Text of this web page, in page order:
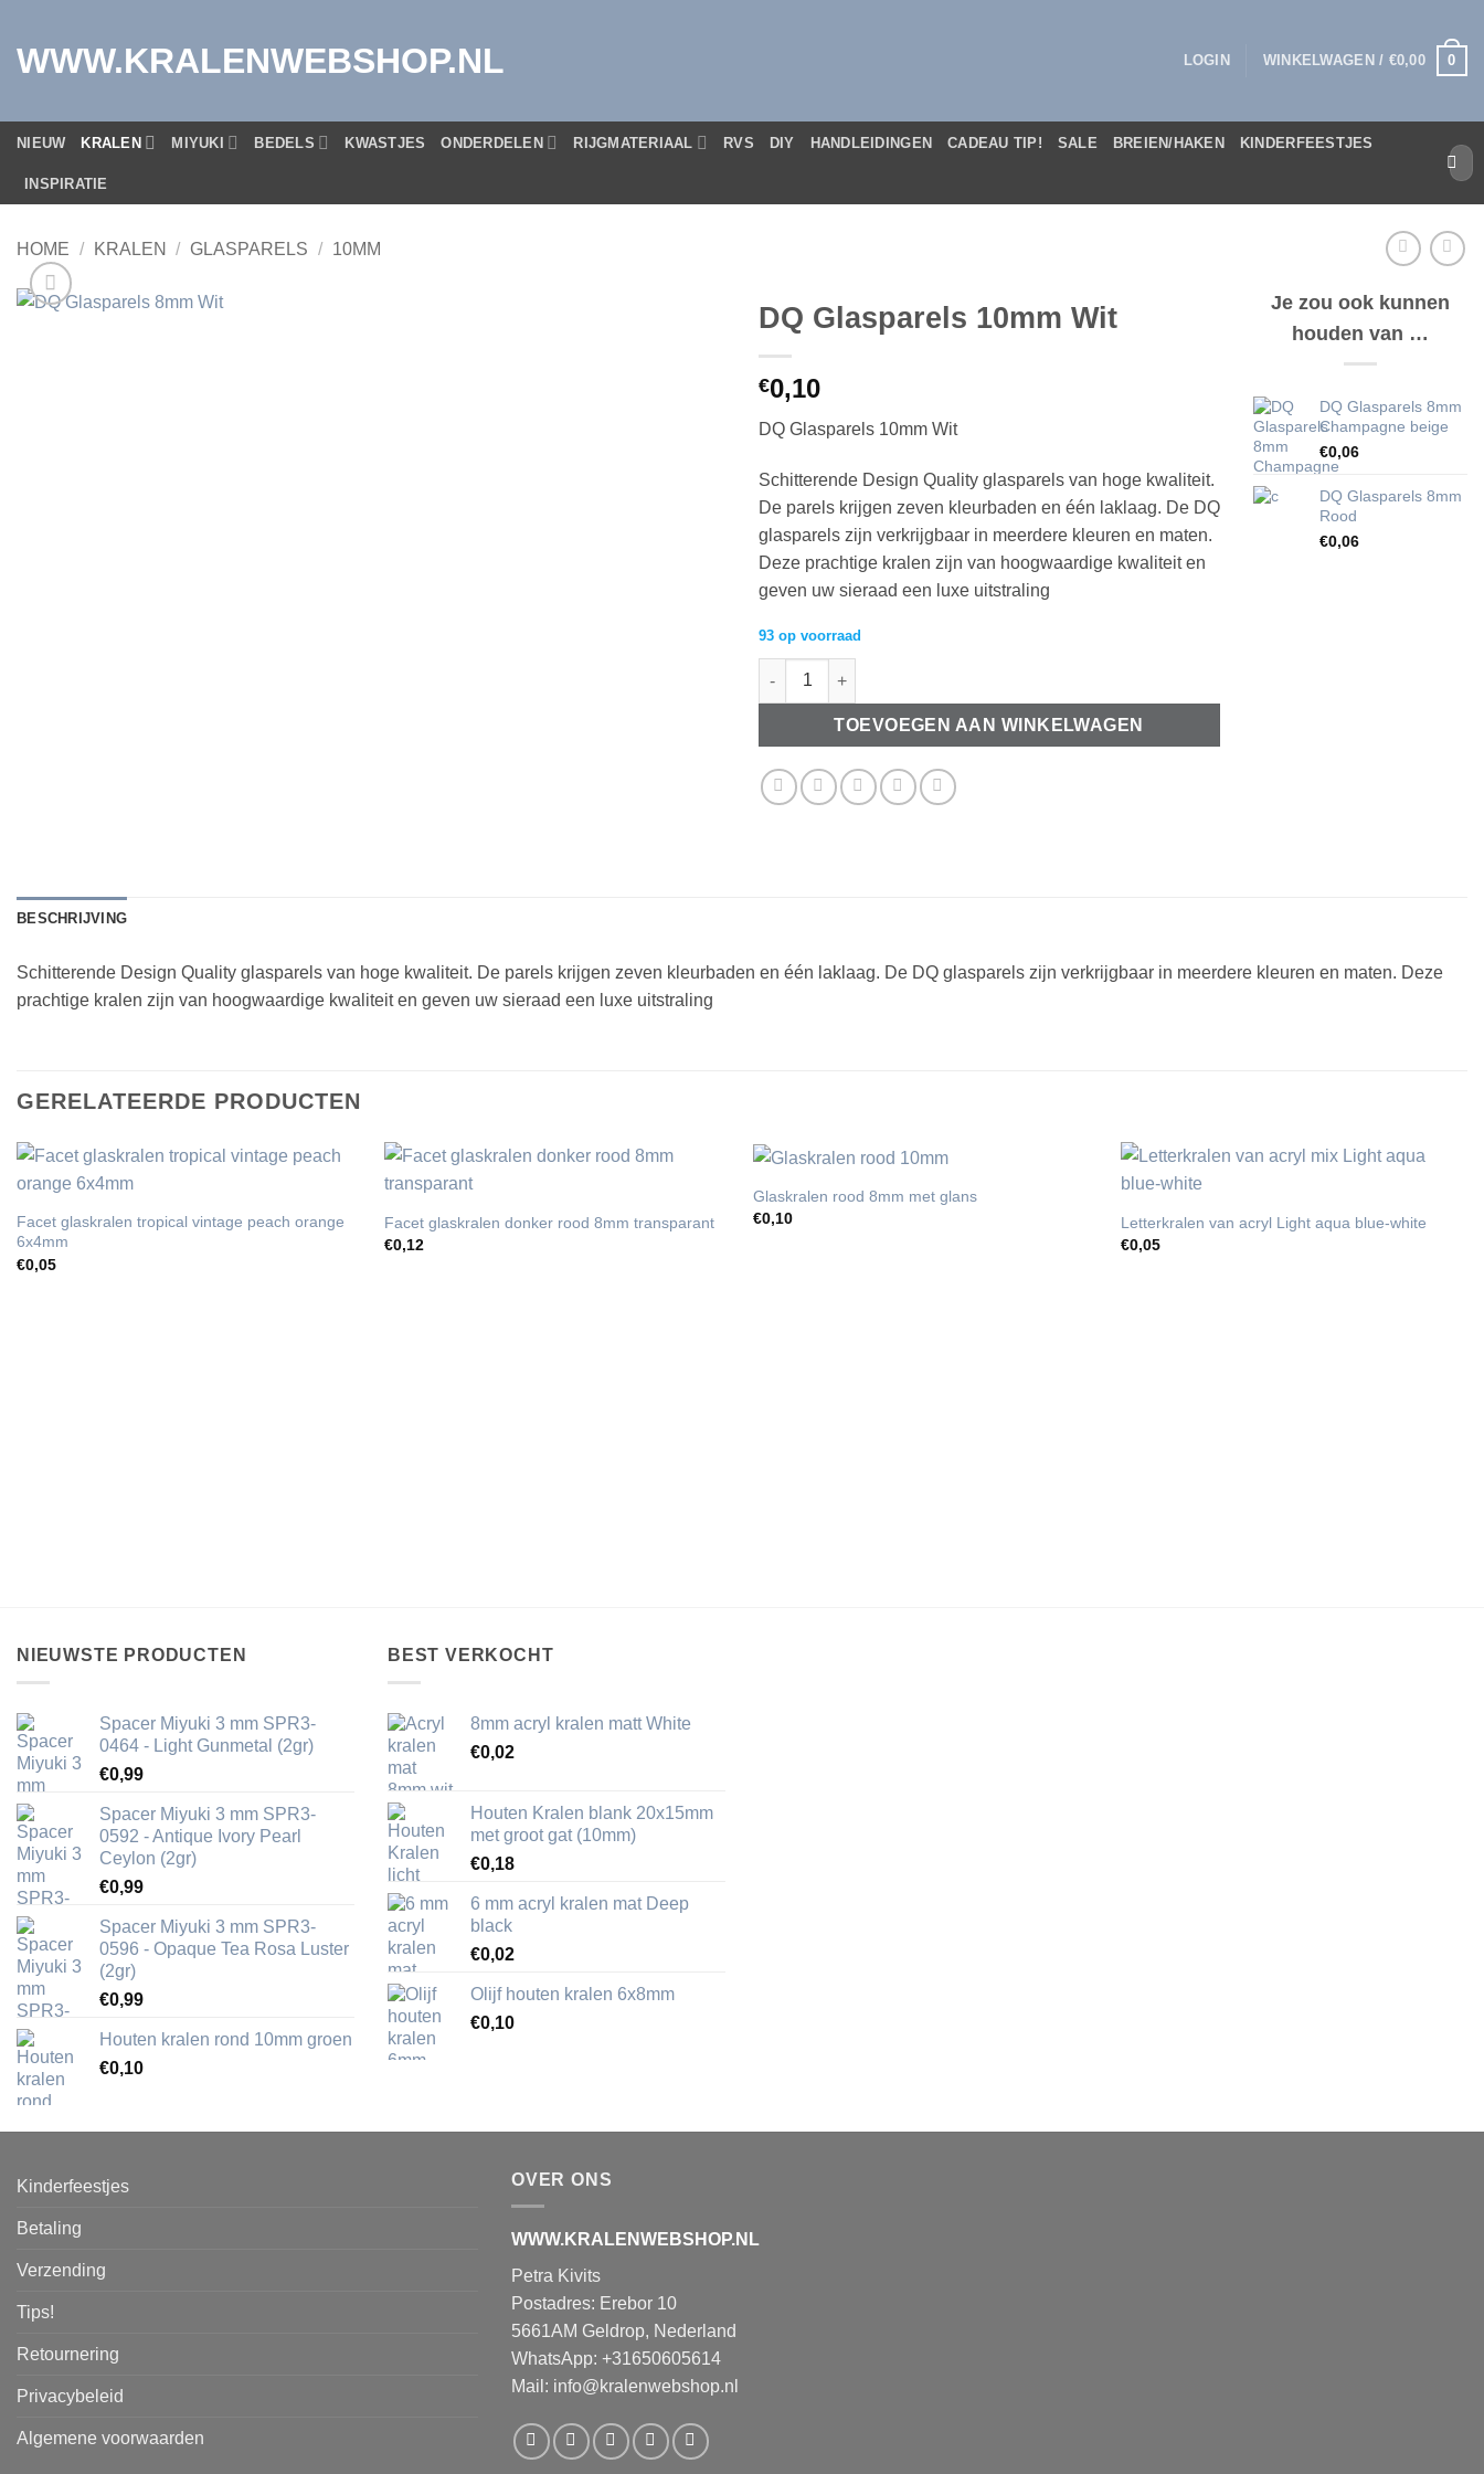
inhoud
WWW.KRALENWEBSHOP.NL LOGIN WINKELWAGEN / €0,00 0
NIEUW KRALEN MIYUKI BEDELS KWASTJES ONDERDELEN RIJGMATERIAAL RVS DIY HANDLEIDINGEN CADEAU TIP! SALE BREIEN/HAKEN KINDERFEESTJES
INSPIRATIE
naar:
HOME / KRALEN / GLASPARELS / 10MM
DQ Glasparels 10mm Wit
€0,10
DQ Glasparels 10mm Wit
Schitterende Design Quality glasparels van hoge kwaliteit.
De parels krijgen zeven kleurbaden en één laklaag. De DQ
glasparels zijn verkrijgbaar in meerdere kleuren en maten.
Deze prachtige kralen zijn van hoogwaardige kwaliteit en
geven uw sieraad een luxe uitstraling
93 op voorraad
DQ Glasparels 10mm Wit aantal
TOEVOEGEN AAN WINKELWAGEN
Je zou ook kunnen
houden van …
DQ Glasparels 8mm
Champagne beige
€0,06
DQ Glasparels 8mm
Rood
€0,06
BESCHRIJVING
Schitterende Design Quality glasparels van hoge kwaliteit. De parels krijgen zeven kleurbaden en één laklaag. De DQ glasparels zijn verkrijgbaar in meerdere kleuren en maten. Deze
prachtige kralen zijn van hoogwaardige kwaliteit en geven uw sieraad een luxe uitstraling
GERELATEERDE PRODUCTEN
Facet glaskralen tropical vintage peach orange
6x4mm
€0,05
Facet glaskralen donker rood 8mm transparant
€0,12
Glaskralen rood 8mm met glans
€0,10
Letterkralen van acryl Light aqua blue-white
€0,05
NIEUWSTE PRODUCTEN
Spacer Miyuki 3 mm SPR3-
0464 - Light Gunmetal (2gr)
€0,99
Spacer Miyuki 3 mm SPR3-
0592 - Antique Ivory Pearl
Ceylon (2gr)
€0,99
Spacer Miyuki 3 mm SPR3-
0596 - Opaque Tea Rosa Luster
(2gr)
€0,99
Houten kralen rond 10mm groen
€0,10
BEST VERKOCHT
8mm acryl kralen matt White
€0,02
Houten Kralen blank 20x15mm
met groot gat (10mm)
€0,18
6 mm acryl kralen mat Deep
black
€0,02
Olijf houten kralen 6x8mm
€0,10
Kinderfeestjes
Betaling
Verzending
Tips!
Retournering
Privacybeleid
Algemene voorwaarden
OVER ONS
WWW.KRALENWEBSHOP.NL
Petra Kivits
Postadres: Erebor 10
5661AM Geldrop, Nederland
WhatsApp: +31650605614
Mail: info@kralenwebshop.nl